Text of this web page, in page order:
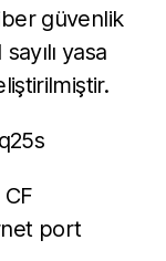
güvenlik
yasa
CF
port